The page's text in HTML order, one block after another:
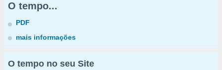
O tempo...
PDF
mais informações
O tempo no seu Site